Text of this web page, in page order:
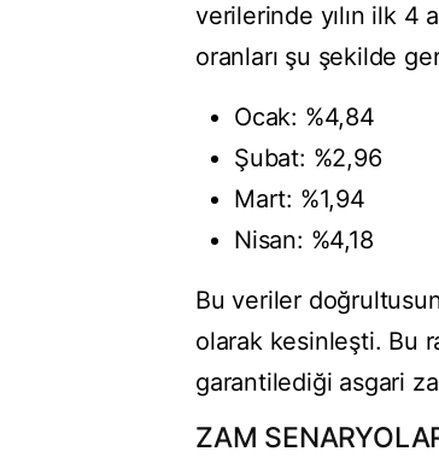
verilerinde yılın ilk 4
oranları şu şekilde
Ocak: %4,84
Şubat: %2,96
Mart: %1,94
Nisan: %4,18
Bu veriler
olarak kesinleşti. Bu
garantilediği asgari
ZAM